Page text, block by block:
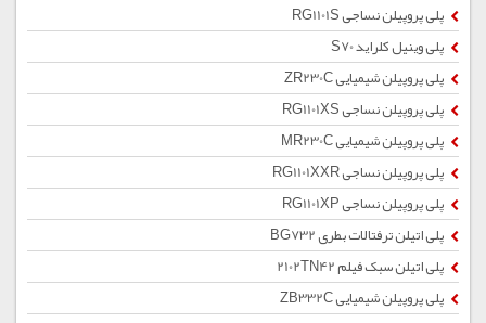
پلی پروپیلن نساجی RG1101S
پلی وینیل کلراید S70
پلی پروپیلن شیمیایی ZR230C
پلی پروپیلن نساجی RG1101XS
پلی پروپیلن شیمیایی MR230C
پلی پروپیلن نساجی RG1101XXR
پلی پروپیلن نساجی RG1101XP
پلی اتیلن ترفتالات بطری BG732
پلی اتیلن سبک فیلم 2102TN42
پلی پروپیلن شیمیایی ZB332C